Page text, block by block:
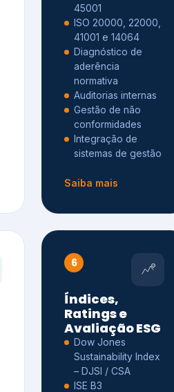
45001
ISO 20000, 22000,
41001 e 14064
Diagnóstico de
aderência
normativa
Auditorias internas
Gestão de não
conformidades
Integração de
sistemas de gestão
Saiba mais
6
Índices,
Ratings e
Avaliação ESG
Dow Jones
Sustainability Index
– DJSI / CSA
ISE B3